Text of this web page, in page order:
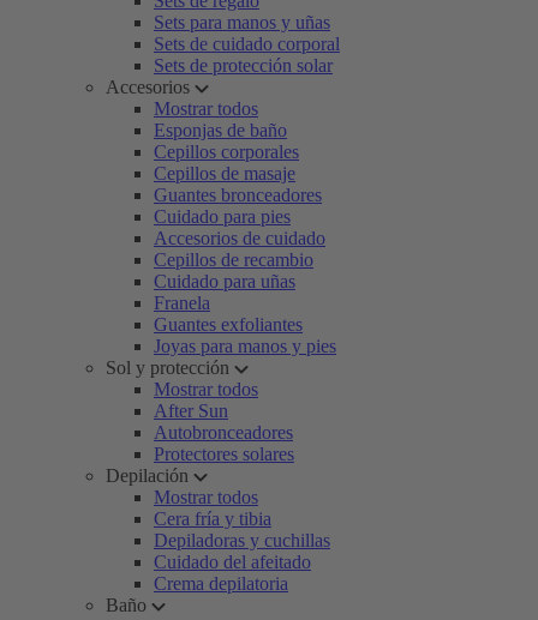
Sets para manos y uñas
Sets de cuidado corporal
Sets de protección solar
Accesorios
Mostrar todos
Esponjas de baño
Cepillos corporales
Cepillos de masaje
Guantes bronceadores
Cuidado para pies
Accesorios de cuidado
Cepillos de recambio
Cuidado para uñas
Franela
Guantes exfoliantes
Joyas para manos y pies
Sol y protección
Mostrar todos
After Sun
Autobronceadores
Protectores solares
Depilación
Mostrar todos
Cera fría y tibia
Depiladoras y cuchillas
Cuidado del afeitado
Crema depilatoria
Baño